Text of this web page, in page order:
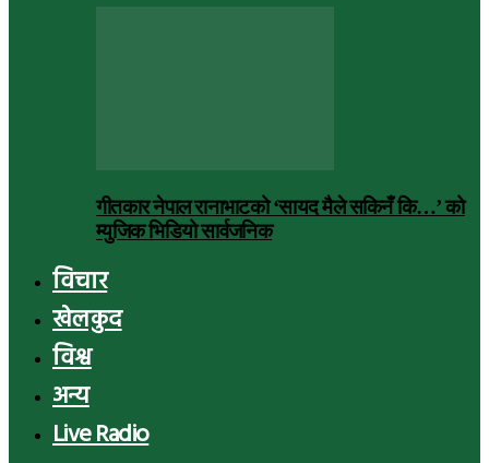
गीतकार नेपाल रानाभाटको ‘सायद मैले सकिनँ कि…’ को
म्युजिक भिडियो सार्वजनिक
विचार
खेलकुद
विश्व
अन्य
Live Radio